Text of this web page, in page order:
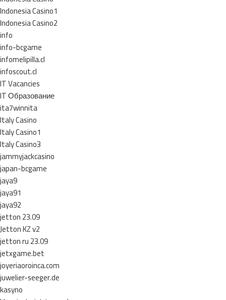
Indonesia Casino1
Indonesia Casino2
info
info-bcgame
infomelipilla.cl
infoscout.cl
IT Vacancies
IT Образование
ita7winnita
Italy Casino
Italy Casino1
Italy Casino3
jammyjackcasino
japan-bcgame
jaya9
jaya91
jaya92
jetton 23.09
Jetton KZ v2
jetton ru 23.09
jetxgame.bet
joyeriaoroinca.com
juwelier-seeger.de
kasyno